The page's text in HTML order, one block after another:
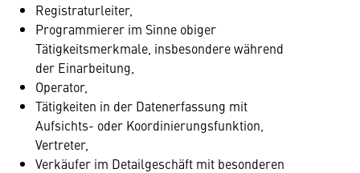
Registraturleiter,
Programmierer im Sinne obiger
Tätigkeitsmerkmale, insbesondere während
der Einarbeitung,
Operator,
Tätigkeiten in der Datenerfassung mit
Aufsichts- oder Koordinierungsfunktion,
Vertreter,
Verkäufer im Detailgeschäft mit besonderen